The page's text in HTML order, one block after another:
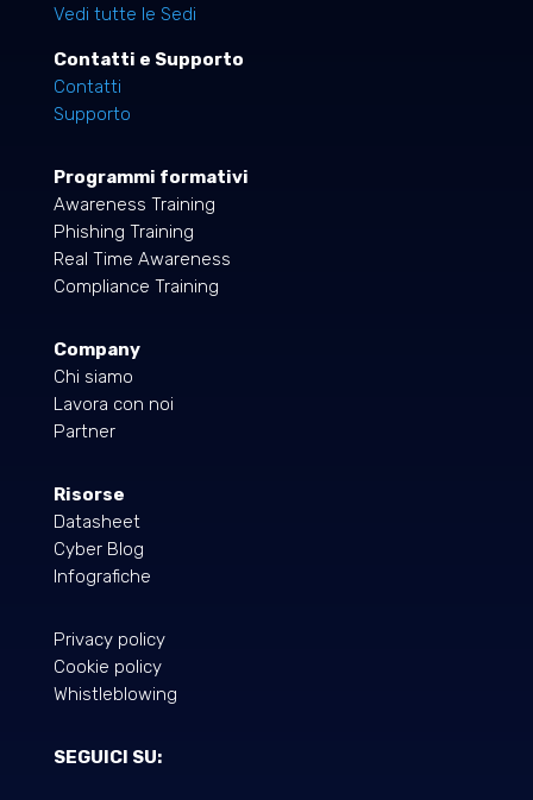
Vedi tutte le Sedi
Contatti e Supporto
Contatti
Supporto
Programmi formativi
Awareness Training
Phishing Training
Real Time Awareness
Compliance Training
Company
Chi siamo
Lavora con noi
Partner
Risorse
Datasheet
Cyber Blog
Infografiche
Privacy policy
Cookie policy
Whistleblowing
SEGUICI SU: